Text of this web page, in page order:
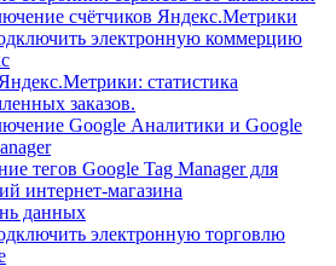
счётчиков Яндекс.Метрики
электронную коммерцию
статистика
заказов.
Google Аналитики и Google
тегов Google Tag Manager для
интернет-магазина
данных
электронную торговлю